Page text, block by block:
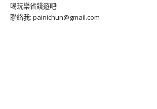
喝玩樂省錢遊吧!
聯絡我: painichun@gmail.com